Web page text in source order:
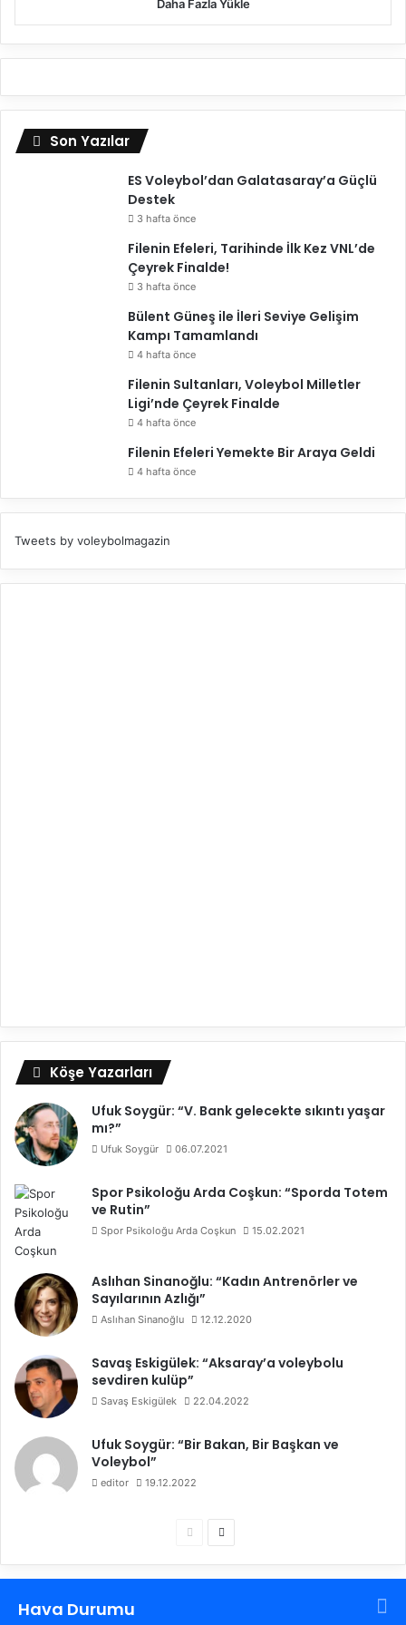
Daha Fazla Yükle
Son Yazılar
ES Voleybol’dan Galatasaray’a Güçlü
Destek
3 hafta önce
Filenin Efeleri, Tarihinde İlk Kez VNL’de
Çeyrek Finalde!
3 hafta önce
Bülent Güneş ile İleri Seviye Gelişim
Kampı Tamamlandı
4 hafta önce
Filenin Sultanları, Voleybol Milletler
Ligi’nde Çeyrek Finalde
4 hafta önce
Filenin Efeleri Yemekte Bir Araya Geldi
4 hafta önce
Tweets by voleybolmagazin
Köşe Yazarları
Ufuk Soygür: “V. Bank gelecekte sıkıntı yaşar
mı?”
Ufuk Soygür 06.07.2021
Spor Psikoloğu Arda Coşkun: “Sporda Totem
ve Rutin”
Spor Psikoloğu Arda Coşkun 15.02.2021
Aslıhan Sinanoğlu: “Kadın Antrenörler ve
Sayılarının Azlığı”
Aslıhan Sinanoğlu 12.12.2020
Savaş Eskigülek: “Aksaray’a voleybolu
sevdiren kulüp”
Savaş Eskigülek 22.04.2022
Ufuk Soygür: “Bir Bakan, Bir Başkan ve
Voleybol”
editor 19.12.2022
c
n
Hava Durumu